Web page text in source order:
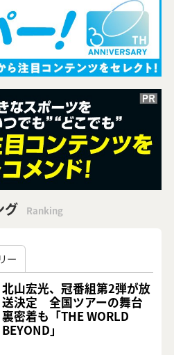
グ Ranking
ー
北山宏光、冠番組第2弾が放
送決定 全国ツアーの舞台
裏密着も「THE WORLD
BEYOND」